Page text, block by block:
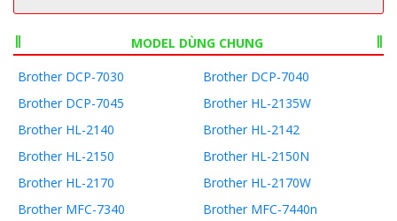
MODEL DÙNG CHUNG
Brother DCP-7030
Brother DCP-7040
Brother DCP-7045
Brother HL-2135W
Brother HL-2140
Brother HL-2142
Brother HL-2150
Brother HL-2150N
Brother HL-2170
Brother HL-2170W
Brother MFC-7340
Brother MFC-7440n